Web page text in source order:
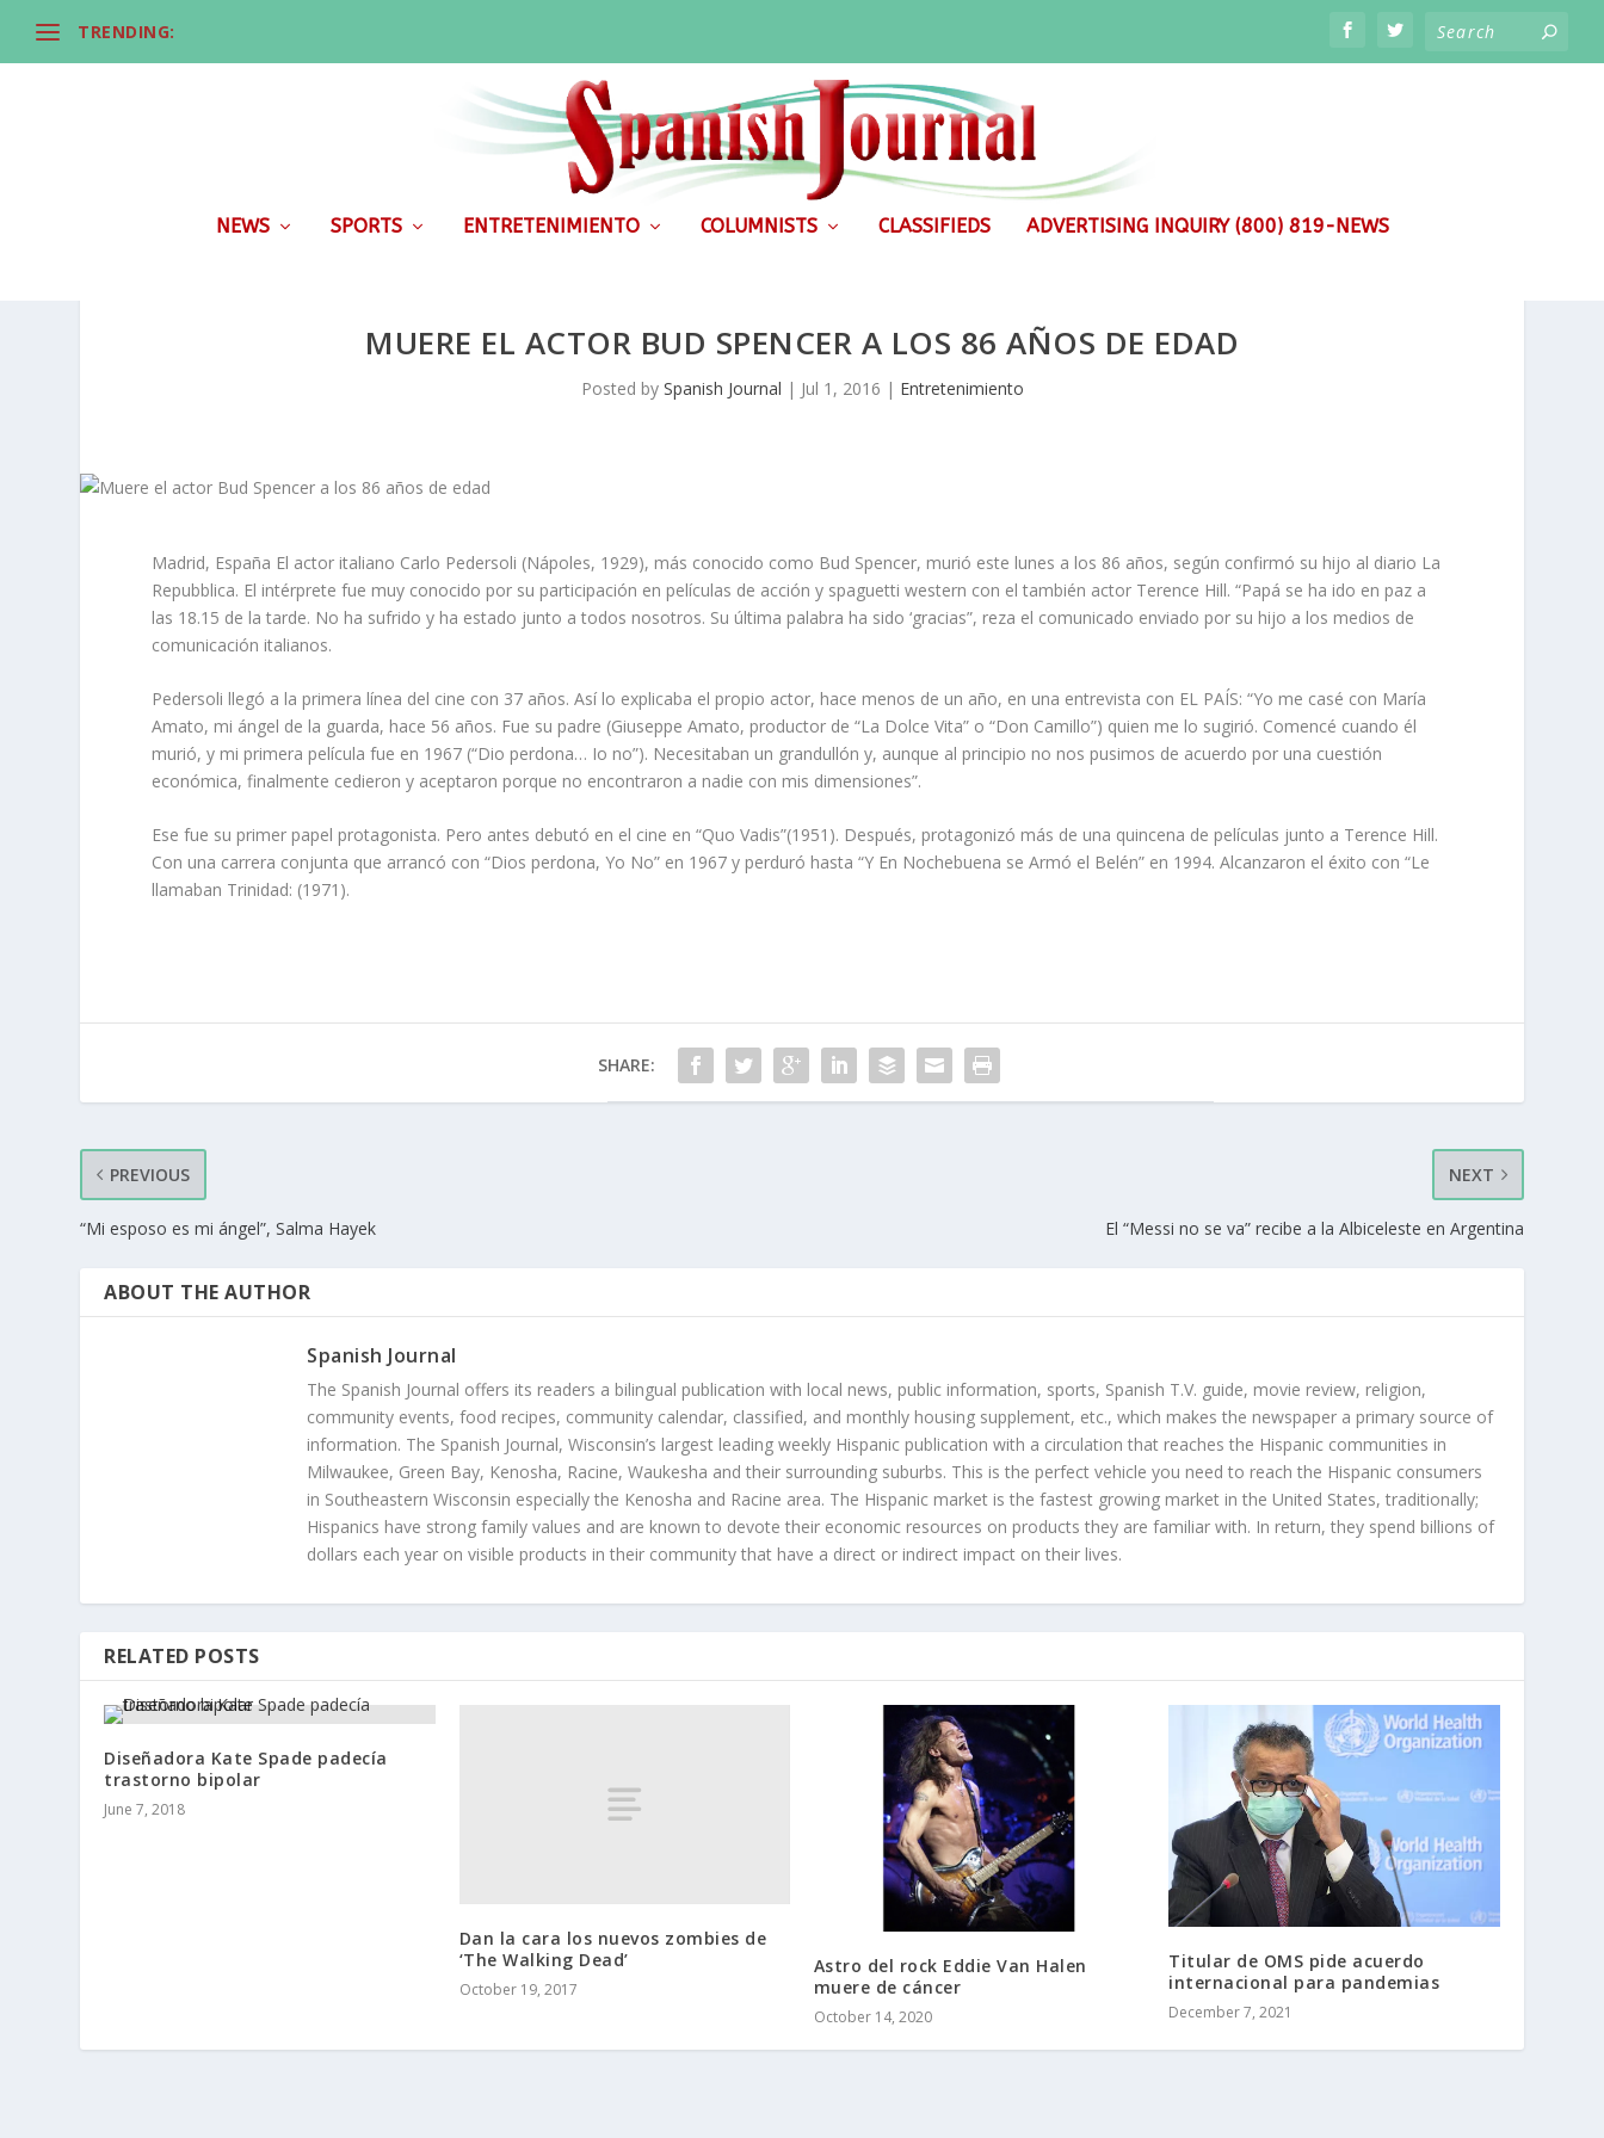
TRENDING:
NEWS SPORTS ENTRETENIMIENTO COLUMNISTS CLASSIFIEDS ADVERTISING INQUIRY (800) 819-NEWS
MUERE EL ACTOR BUD SPENCER A LOS 86 AÑOS DE EDAD
Posted by Spanish Journal | Jul 1, 2016 | Entretenimiento
Madrid, España El actor italiano Carlo Pedersoli (Nápoles, 1929), más conocido como Bud Spencer, murió este lunes a los 86 años, según confirmó su hijo al diario La
Repubblica. El intérprete fue muy conocido por su participación en películas de acción y spaguetti western con el también actor Terence Hill. “Papá se ha ido en paz a
las 18.15 de la tarde. No ha sufrido y ha estado junto a todos nosotros. Su última palabra ha sido ‘gracias”, reza el comunicado enviado por su hijo a los medios de
comunicación italianos.
Pedersoli llegó a la primera línea del cine con 37 años. Así lo explicaba el propio actor, hace menos de un año, en una entrevista con EL PAÍS: “Yo me casé con María
Amato, mi ángel de la guarda, hace 56 años. Fue su padre (Giuseppe Amato, productor de “La Dolce Vita” o “Don Camillo”) quien me lo sugirió. Comencé cuando él
murió, y mi primera película fue en 1967 (“Dio perdona… Io no”). Necesitaban un grandullón y, aunque al principio no nos pusimos de acuerdo por una cuestión
económica, finalmente cedieron y aceptaron porque no encontraron a nadie con mis dimensiones”.
Ese fue su primer papel protagonista. Pero antes debutó en el cine en “Quo Vadis”(1951). Después, protagonizó más de una quincena de películas junto a Terence Hill.
Con una carrera conjunta que arrancó con “Dios perdona, Yo No” en 1967 y perduró hasta “Y En Nochebuena se Armó el Belén” en 1994. Alcanzaron el éxito con “Le
llamaban Trinidad: (1971).
SHARE:
PREVIOUS
“Mi esposo es mi ángel”, Salma Hayek
NEXT
El “Messi no se va” recibe a la Albiceleste en Argentina
ABOUT THE AUTHOR
Spanish Journal
The Spanish Journal offers its readers a bilingual publication with local news, public information, sports, Spanish T.V. guide, movie review, religion,
community events, food recipes, community calendar, classified, and monthly housing supplement, etc., which makes the newspaper a primary source of
information. The Spanish Journal, Wisconsin’s largest leading weekly Hispanic publication with a circulation that reaches the Hispanic communities in
Milwaukee, Green Bay, Kenosha, Racine, Waukesha and their surrounding suburbs. This is the perfect vehicle you need to reach the Hispanic consumers
in Southeastern Wisconsin especially the Kenosha and Racine area. The Hispanic market is the fastest growing market in the United States, traditionally;
Hispanics have strong family values and are known to devote their economic resources on products they are familiar with. In return, they spend billions of
dollars each year on visible products in their community that have a direct or indirect impact on their lives.
RELATED POSTS
Diseñadora Kate Spade padecía
trastorno bipolar
June 7, 2018
Dan la cara los nuevos zombies de
‘The Walking Dead’
October 19, 2017
Astro del rock Eddie Van Halen
muere de cáncer
October 14, 2020
Titular de OMS pide acuerdo
internacional para pandemias
December 7, 2021